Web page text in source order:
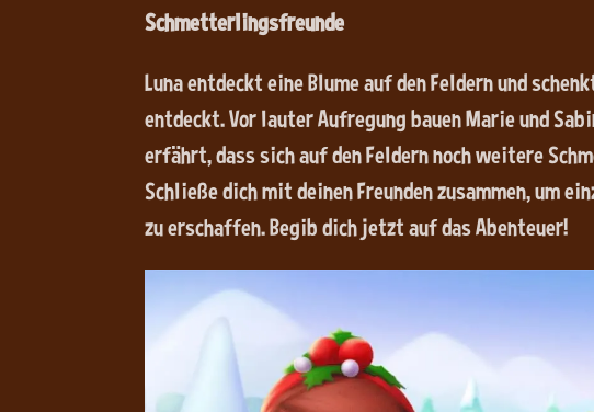
Schmetterlingsfreunde
Luna entdeckt eine Blume auf den Feldern und
entdeckt. Vor lauter Aufregung bauen Marie und
erfährt, dass sich auf den Feldern noch weitere
Schließe dich mit deinen Freunden zusammen, um
zu erschaffen. Begib dich jetzt auf das Abenteuer!